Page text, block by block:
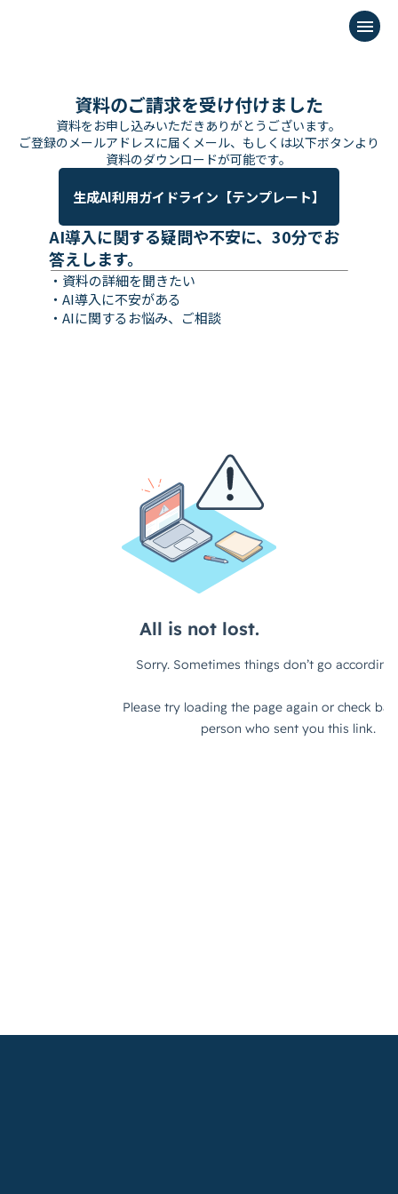
menu
資料のご請求を受け付けました
資料をお申し込みいただきありがとうございます。
ご登録のメールアドレスに届くメール、もしくは以下ボタンより
資料のダウンロードが可能です。
生成AI利用ガイドライン【テンプレート】
AI導入に関する疑問や不安に、30分でお
答えします。
・資料の詳細を聞きたい
・AI導入に不安がある
・AIに関するお悩み、ご相談